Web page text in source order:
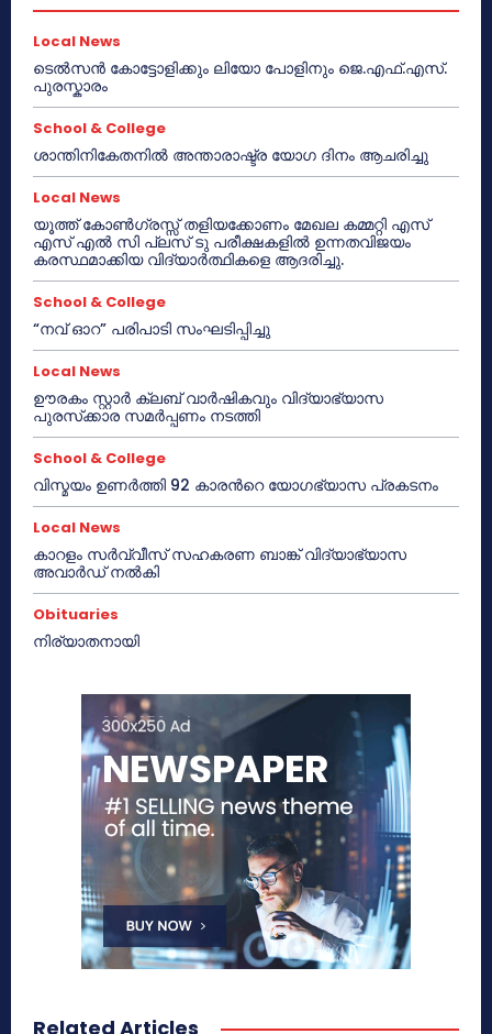
Local News
ടെൽസൻ കോട്ടോളിക്കും ലിയോ പോളിനും ജെ.എഫ്.എസ്.
പുരസ്കാരം
School & College
ശാന്തിനികേതനിൽ അന്താരാഷ്ട്ര യോഗ ദിനം ആചരിച്ചു
Local News
യൂത്ത് കോൺഗ്രസ്സ് തളിയക്കോണം മേഖല കമ്മറ്റി എസ്
എസ് എൽ സി പ്ലസ് ടു പരീക്ഷകളിൽ ഉന്നതവിജയം
കരസ്ഥമാക്കിയ വിദ്യാർത്ഥികളെ ആദരിച്ചു.
School & College
“നവ് ഓറ” പരിപാടി സംഘടിപ്പിച്ചു
Local News
ഊരകം സ്റ്റാർ ക്ലബ് വാർഷികവും വിദ്യാഭ്യാസ
പുരസ്‌ക്കാര സമർപ്പണം നടത്തി
School & College
വിസ്മയം ഉണർത്തി 92 കാരൻറെ യോഗഭ്യാസ പ്രകടനം
Local News
കാറളം സർവ്വീസ് സഹകരണ ബാങ്ക് വിദ്യാഭ്യാസ
അവാർഡ് നൽകി
Obituaries
നിര്യാതനായി
Related Articles